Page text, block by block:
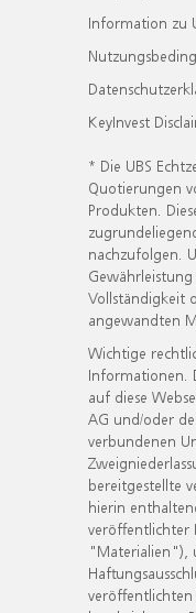
Information zu
KeyInvest
* Die UBS
Quotierungen
Produkten.
nachzufolgen.
Vollständigkeit
angewandten
Wichtige
Informationen.
auf diese
AG und/oder
verbundenen
bereitgestellte
hierin
veröffentlichter
"Materialien"),
veröffentlichten